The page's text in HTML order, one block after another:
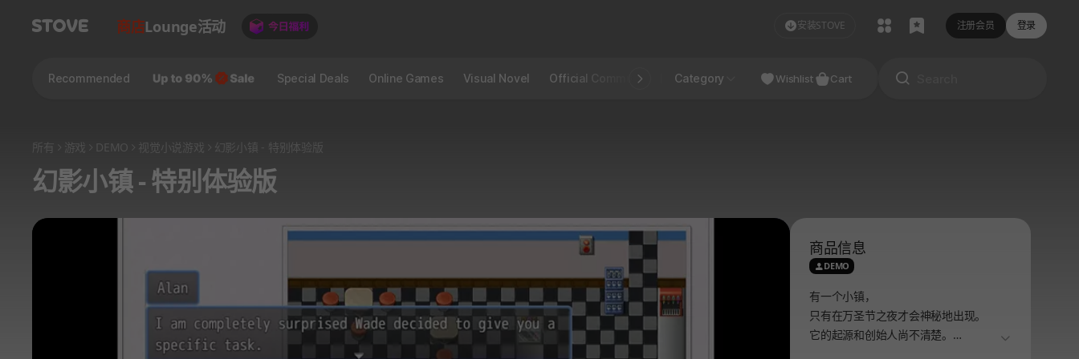
商店Lounge活动 安装STOVE 注册会员 登录
Recommended Special Deals Online Games Visual Novel Official Community STOVE INDIE Studio
Category Wishlist Cart
所有 游戏 DEMO 视觉小说游戏 幻影小镇 - 特别体验版
幻影小镇 - 特别体验版
商品信息
DEMO
有一个小镇，
只有在万圣节之夜才会神秘地出现。
它的起源和创始人尚不清楚。
더보기